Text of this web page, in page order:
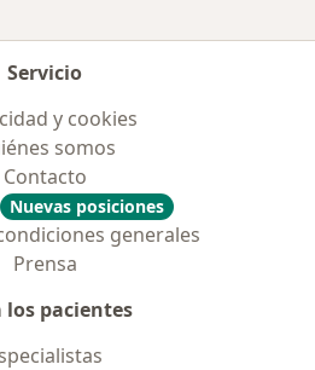
Servicio
y cookies
somos
Contacto
Nuevas posiciones
generales
Prensa
los pacientes